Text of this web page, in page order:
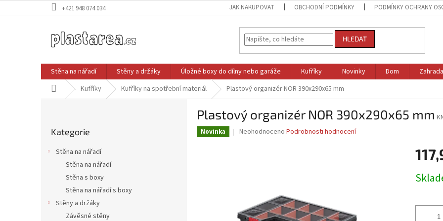
na
+421 948 074 034 JAK NAKUPOVAT OBCHODNÍ PODMÍNKY PODMÍNKY OCHRANY
HLEDAT
Stěna na nářadí Stěny a držáky Úložné boxy do dílny nebo garáže Kufříky Novinky Dom Zahrada
Domů Kufříky Kufříky na spotřební materiál Plastový organizér NOR 390x290x65 mm
kategorie
Kategorie
Stěna na nářadí
Stěna na nářadí
Stěna s boxy
Stěna na nářadí s boxy
Stěny a držáky
Závěsné stěny
Plastový organizér NOR 390x290x65 mm
Novinka
Průměrné
hvězdiček.
Neohodnoceno Podrobnosti hodnocení
cena: